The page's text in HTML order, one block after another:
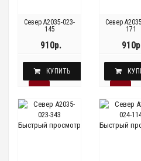
Север A2035-023-
145
910р.
КУПИТЬ
Север
171
Быстрый просмотр Быстрый